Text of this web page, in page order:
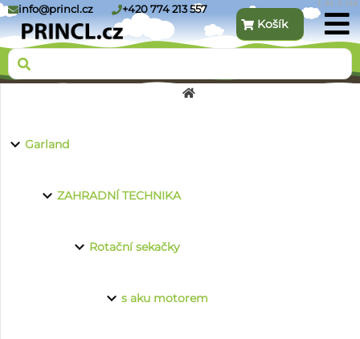
info@princl.cz +420 774 213 557
Košík
1.91.3.216
Garland
ZAHRADNÍ TECHNIKA
Rotační sekačky
s aku motorem